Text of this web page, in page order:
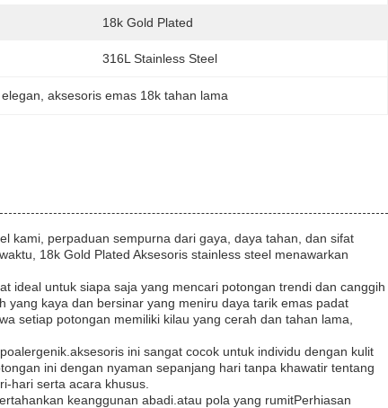
18k Gold Plated
316L Stainless Steel
aksesoris emas 18k tahan lama
kami, perpaduan sempurna dari gaya, daya tahan, dan sifat
18k Gold Plated Aksesoris stainless steel menawarkan
ideal untuk siapa saja yang mencari potongan trendi dan canggih
kaya dan bersinar yang meniru daya tarik emas padat
setiap potongan memiliki kilau yang cerah dan tahan lama,
ini sangat cocok untuk individu dengan kulit
ini dengan nyaman sepanjang hari tanpa khawatir tentang
hari serta acara khusus.
keanggunan abadi.atau pola yang rumitPerhiasan